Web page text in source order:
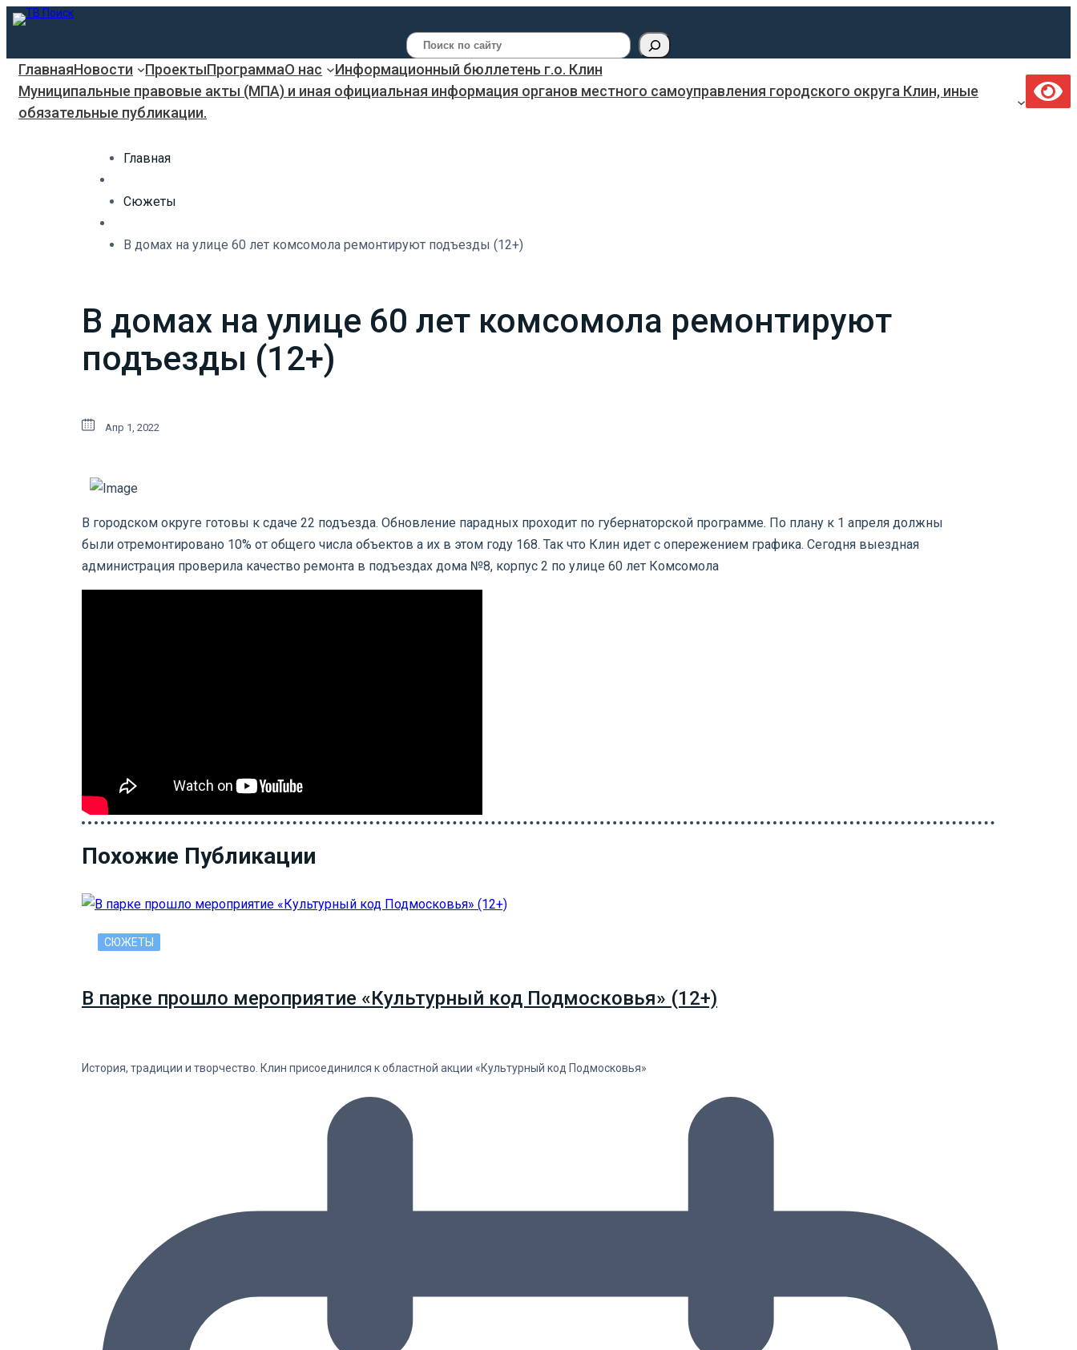
Поиск
ГлавнаяНовости ПроектыПрограммаО нас
Информационный бюллетень г.о. Клин
Муниципальные правовые акты (МПА) и иная официальная информация органов местного самоуправления городского округа Клин, иные
обязательные публикации.
Главная
Сюжеты
В домах на улице 60 лет комсомола ремонтируют подъезды (12+)
В домах на улице 60 лет комсомола ремонтируют
подъезды (12+)
Апр 1, 2022
В городском округе готовы к сдаче 22 подъезда. Обновление парадных проходит по губернаторской программе. По плану к 1 апреля должны
были отремонтировано 10% от общего числа объектов а их в этом году 168. Так что Клин идет с опережением графика. Сегодня выездная
администрация проверила качество ремонта в подъездах дома №8, корпус 2 по улице 60 лет Комсомола
Похожие Публикации
СЮЖЕТЫ
В парке прошло мероприятие «Культурный код Подмосковья» (12+)
История, традиции и творчество. Клин присоединился к областной акции «Культурный код Подмосковья»